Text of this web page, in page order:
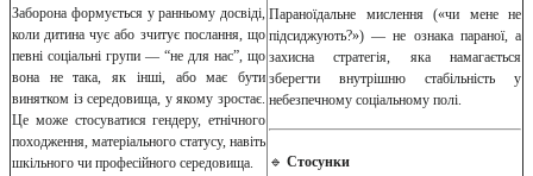
Заборона формується у ранньому досвіді,
коли дитина чує або зчитує послання, що
певні соціальні групи — “не для нас”, що
вона не така, як інші, або має бути
винятком із середовища, у якому зростає.
Це може стосуватися гендеру, етнічного
походження, матеріального статусу, навіть
шкільного чи професійного середовища.
Параноїдальне мислення («чи мене не
підсиджують?») — не ознака параної, а
захисна стратегія, яка намагається
зберегти внутрішню стабільність у
небезпечному соціальному полі.
🔹 Стосунки